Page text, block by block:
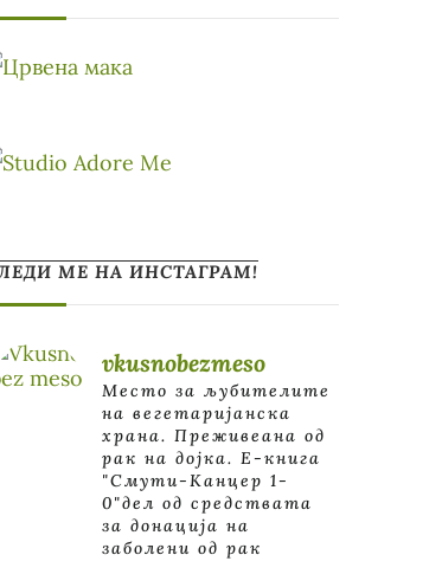
МЕ НА ИНСТАГРАМ!
vkusnobezmeso
Место за љубителите
на вегетаријанска
храна. Преживеана од
рак на дојка. E-книга
"Смути-Канцер 1-
0"дел од средствата
за донација на
заболени од рак